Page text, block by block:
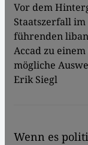
Vor dem
Staatszerfall
führenden
Accad zu
mögliche
Erik Siegl
Wenn es